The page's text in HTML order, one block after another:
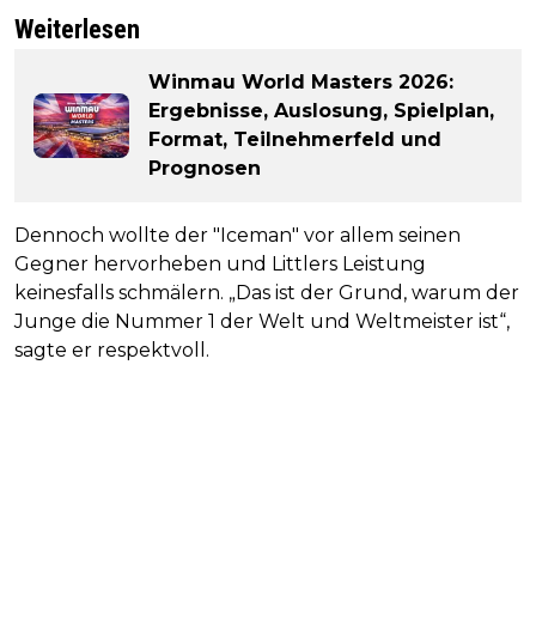
Weiterlesen
Winmau World Masters 2026:
Ergebnisse, Auslosung, Spielplan,
Format, Teilnehmerfeld und
Prognosen
Dennoch wollte der "Iceman" vor allem seinen
Gegner hervorheben und Littlers Leistung
keinesfalls schmälern. „Das ist der Grund, warum der
Junge die Nummer 1 der Welt und Weltmeister ist“,
sagte er respektvoll.